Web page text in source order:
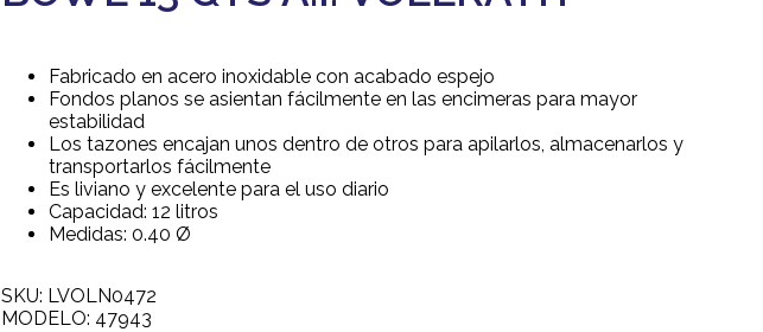
Fabricado en acero inoxidable con acabado espejo
Fondos planos se asientan fácilmente en las encimeras para mayor
estabilidad
Los tazones encajan unos dentro de otros para apilarlos, almacenarlos y
transportarlos fácilmente
Es liviano y excelente para el uso diario
Capacidad: 12 litros
Medidas: 0.40 Ø
SKU: LVOLN0472
MODELO: 47943